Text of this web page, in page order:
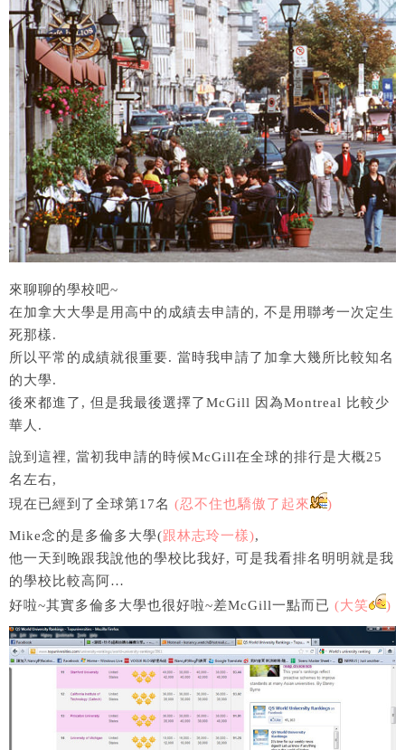
來聊聊的學校吧~
在加拿大大學是用高中的成績去申請的, 不是用聯考一次定生
死那樣.
所以平常的成績就很重要. 當時我申請了加拿大幾所比較知名
的大學.
後來都進了, 但是我最後選擇了McGill 因為Montreal 比較少
華人.
說到這裡, 當初我申請的時候McGill在全球的排行是大概25
名左右,
現在已經到了全球第17名 (忍不住也驕傲了起來 )
Mike念的是多倫多大學(跟林志玲一樣),
他一天到晚跟我說他的學校比我好, 可是我看排名明明就是我
的學校比較高阿…
好啦~其實多倫多大學也很好啦~差McGill一點而已 (大笑 )